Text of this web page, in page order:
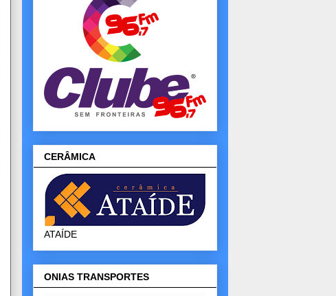
CERÂMICA
ATAÍDE
ONIAS TRANSPORTES